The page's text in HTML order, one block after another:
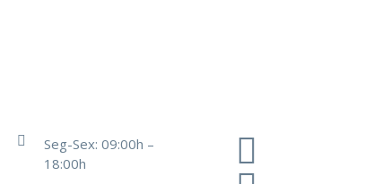
Seg-Sex: 09:00h –
18:00h